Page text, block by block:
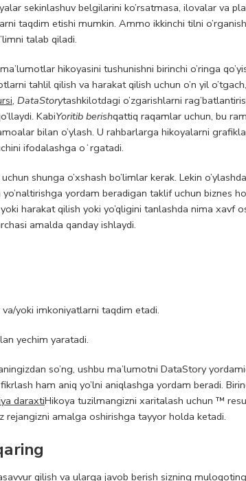
sekinlashuv belgilarini ko’rsatmasa, ilovalar va
taqdim etishi mumkin. Ammo ikkinchi tilni
talab qiladi.
hikoyasini tushunishni birinchi o’ringa
tahlil qilish va harakat qilish uchun o’n yil
, DataStorytashkilotdagi o’zgarishlarni
KabiYoritib berishqattiq raqamlar uchun, bu
bilan o’ylash. U rahbarlarga hikoyalarni
ifodalashga oʻrgatadi.
shunga o’xshash bo’limlar kerak. Lekin
yordam beradigan taklif uchun biznes
harakat qilish yoki yo’qligini tanlashda nima xavf
amalda qanday ishlaydi.
yoki imkoniyatlarni taqdim etadi.
yechim yaratadi.
so’ng, ushbu ma’lumotni DataStory
ham aniq yo’lni aniqlashga yordam beradi.
daraxtiHikoya tuzilmangizni xaritalash uchun ™
rejangizni amalga oshirishga tayyor holda ketadi.
qilish va ularga javob berish sizning